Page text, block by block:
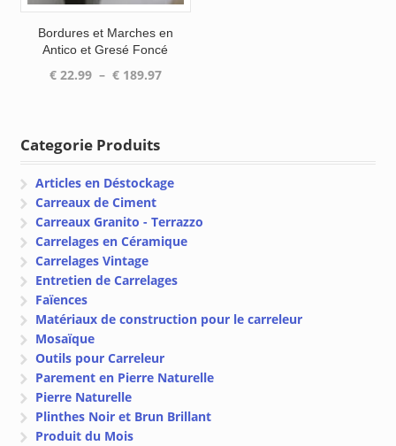
Bordures et Marches en
Antico et Gresé Foncé
€22.99 – €189.97Plage
Categorie Produits
Articles en Déstockage
Carreaux de Ciment
Carreaux Granito - Terrazzo
Carrelages en Céramique
Carrelages Vintage
Entretien de Carrelages
Faïences
Matériaux de construction pour le carreleur
Mosaïque
Outils pour Carreleur
Parement en Pierre Naturelle
Pierre Naturelle
Plinthes Noir et Brun Brillant
Produit du Mois